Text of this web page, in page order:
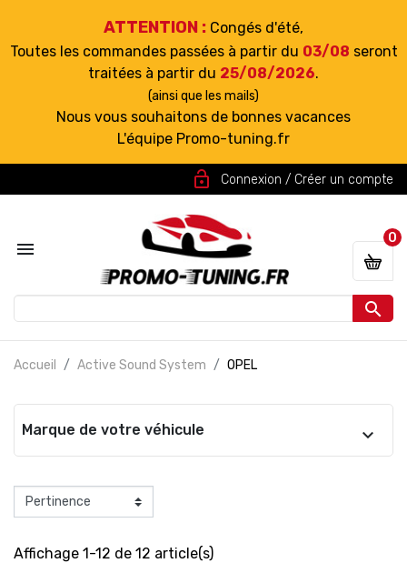
ATTENTION : Congés d'été,
Toutes les commandes passées à partir du 03/08 seront
traitées à partir du 25/08/2026.
(ainsi que les mails)
Nous vous souhaitons de bonnes vacances
L'équipe Promo-tuning.fr
lock_open Connexion / Créer un compte


0
Accueil Active Sound System OPEL
Marque de votre véhicule
Affichage 1-12 de 12 article(s)